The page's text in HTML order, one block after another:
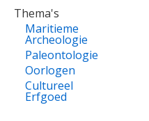
Thema's
Maritieme
Archeologie
Paleontologie
Oorlogen
Cultureel
Erfgoed